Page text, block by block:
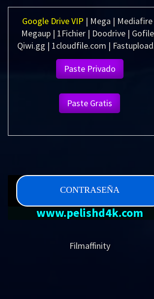
Google Drive VIP | Mega | Mediafire
Megaup | 1Fichier | Doodrive |
Qiwi.gg | 1cloudfile.com |
Paste Privado
Paste Gratis
CONTRASEÑA
www.pelishd4k.com
Filmaffinity